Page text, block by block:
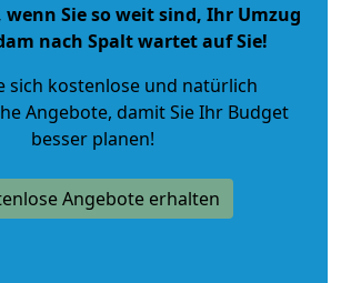
wenn Sie so weit sind, Ihr Umzug
nach Spalt wartet auf Sie!
sich kostenlose und natürlich
Angebote, damit Sie Ihr Budget
besser planen!
Angebote erhalten